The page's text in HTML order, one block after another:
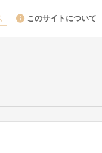
このサイトについて